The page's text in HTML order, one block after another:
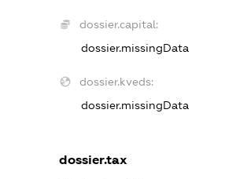
dossier.capital:
dossier.missingData
dossier.kveds:
dossier.missingData
dossier.tax